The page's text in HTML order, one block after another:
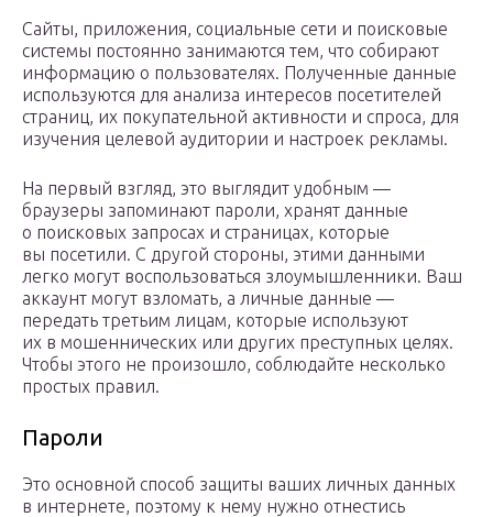
Сайты, приложения, социальные сети и поисковые
системы постоянно занимаются тем, что собирают
информацию о пользователях. Полученные данные
используются для анализа интересов посетителей
страниц, их покупательной активности и спроса, для
изучения целевой аудитории и настроек рекламы.
На первый взгляд, это выглядит удобным —
браузеры запоминают пароли, хранят данные
о поисковых запросах и страницах, которые
вы посетили. С другой стороны, этими данными
легко могут воспользоваться злоумышленники. Ваш
аккаунт могут взломать, а личные данные —
передать третьим лицам, которые используют
их в мошеннических или других преступных целях.
Чтобы этого не произошло, соблюдайте несколько
простых правил.
Пароли
Это основной способ защиты ваших личных данных
в интернете, поэтому к нему нужно отнестись